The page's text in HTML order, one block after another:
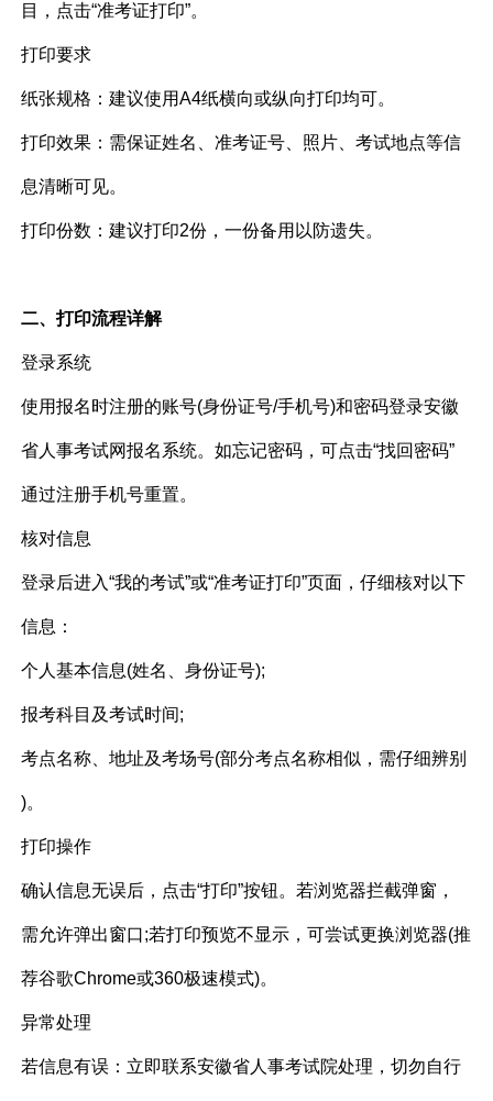
目，点击“准考证打印”。
打印要求​
纸张规格：建议使用A4纸横向或纵向打印均可。
打印效果：需保证姓名、准考证号、照片、考试地点等信
息清晰可见。
打印份数：建议打印2份，一份备用以防遗失。
二、打印流程详解
登录系统​
使用报名时注册的账号(身份证号/手机号)和密码登录安徽
省人事考试网报名系统。如忘记密码，可点击“找回密码”
通过注册手机号重置。
核对信息​
登录后进入“我的考试”或“准考证打印”页面，仔细核对以下
信息：
个人基本信息(姓名、身份证号);
报考科目及考试时间;
考点名称、地址及考场号(部分考点名称相似，需仔细辨别
)。
打印操作​
确认信息无误后，点击“打印”按钮。若浏览器拦截弹窗，
需允许弹出窗口;若打印预览不显示，可尝试更换浏览器(推
荐谷歌Chrome或360极速模式)。
异常处理​
若信息有误：立即联系安徽省人事考试院处理，切勿自行